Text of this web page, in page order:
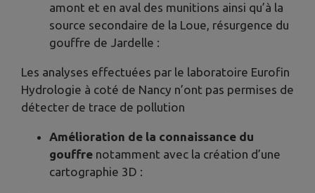
amont et en aval des munitions ainsi qu’à la
source secondaire de la Loue, résurgence du
gouffre de Jardelle :
Les analyses effectuées par le laboratoire Eurofin
Hydrologie à coté de Nancy n’ont pas permises de
détecter de trace de pollution
Amélioration de la connaissance du
gouffre notamment avec la création d’une
cartographie 3D :